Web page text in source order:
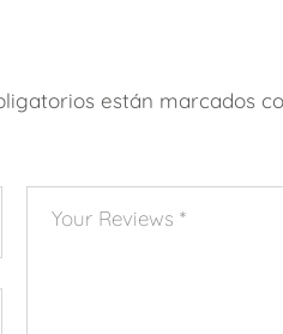
están marcados